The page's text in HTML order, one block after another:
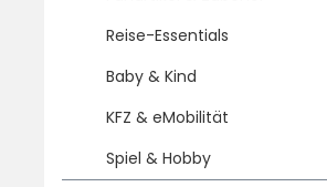
Reise-Essentials
Baby & Kind
KFZ & eMobilität
Spiel & Hobby